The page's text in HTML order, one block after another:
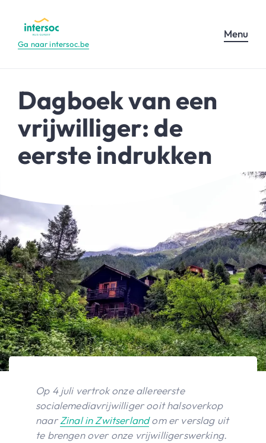
Ga naar intersoc.be
Menu
Dagboek van een
vrijwilliger: de
eerste indrukken
Op 4 juli vertrok onze allereerste
socialemediavrijwilliger ooit halsoverkop
naarZinal in Zwitserlandom er verslag uit
te brengen over onze vrijwilligerswerking.